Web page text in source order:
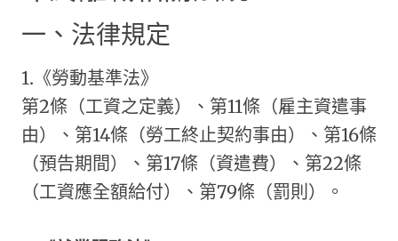
一、法律規定
1.《勞動基準法》
第2條（工資之定義）、第11條（雇主資遣事
由）、第14條（勞工終止契約事由）、第16條
（預告期間）、第17條（資遣費）、第22條
（工資應全額給付）、第79條（罰則）。